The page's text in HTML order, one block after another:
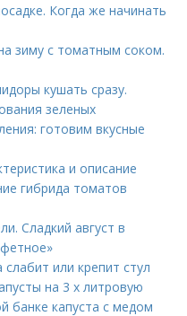
Когда же начинать
зиму с томатным соком.
кушать сразу.
зеленых
готовим вкусные
и описание
гибрида томатов
Сладкий август в
или крепит стул
на 3 х литровую
банке капуста с медом